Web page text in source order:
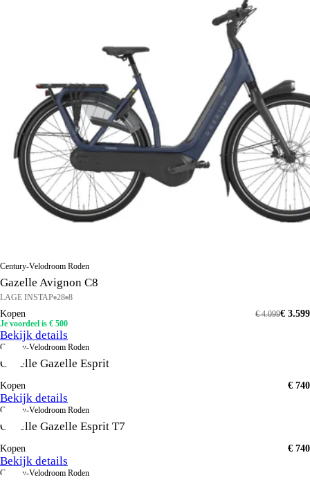
Century-Velodroom Roden
Gazelle Avignon C8
LAGE INSTAP 28 8
Kopen € 3.599
€ 4.099
Je voordeel is € 500
Bekijk details
Century-Velodroom Roden
Gazelle Gazelle Esprit
Kopen € 740
Bekijk details
Century-Velodroom Roden
Gazelle Gazelle Esprit T7
Kopen € 740
Bekijk details
Century-Velodroom Roden